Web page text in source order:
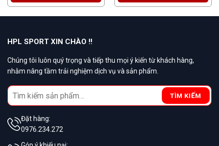
HPL SPORT XIN CHÀO !!
Chúng tôi luôn quý trọng và tiếp thu mọi ý kiến từ khách hàng,
nhằm nâng tầm trải nghiệm dịch vụ và sản phẩm.
Search
for:
TÌM KIẾM
Đặt hàng:
0976.234.272